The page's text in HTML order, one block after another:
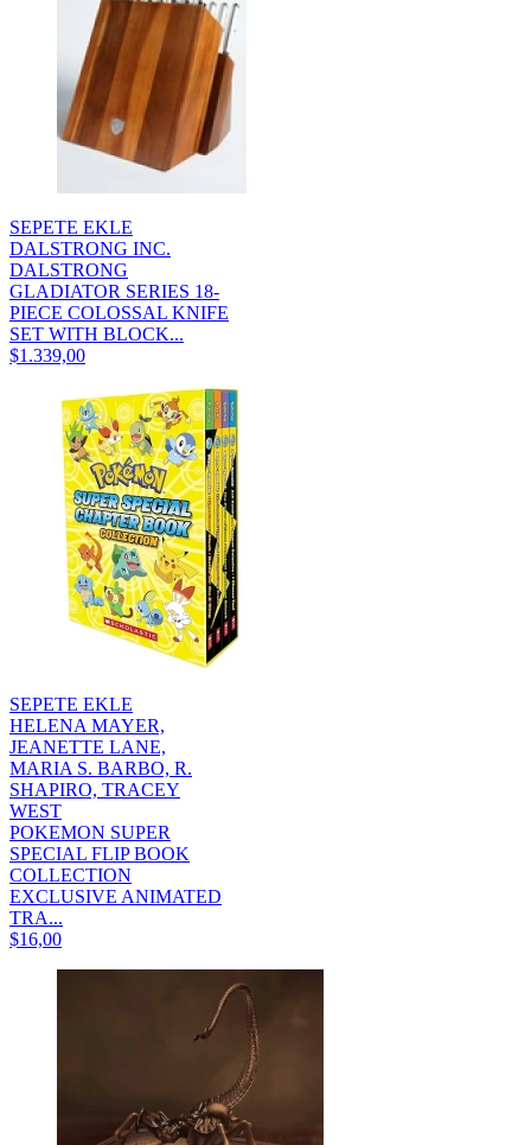
SEPETE EKLE
DALSTRONG INC.
DALSTRONG
GLADIATOR SERIES 18-
PIECE COLOSSAL KNIFE
SET WITH BLOCK...
$1.339,00
SEPETE EKLE
HELENA MAYER,
JEANETTE LANE,
MARIA S. BARBO, R.
SHAPIRO, TRACEY
WEST
POKEMON SUPER
SPECIAL FLIP BOOK
COLLECTION
EXCLUSIVE ANIMATED
TRA...
$16,00